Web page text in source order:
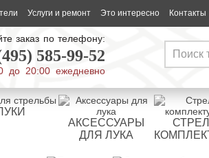
Услуги и ремонт Это интересно Контакты
заказ по телефону:
585-99-52
до 20:00 ежедневно
АКСЕССУАРЫ
ДЛЯ ЛУКА